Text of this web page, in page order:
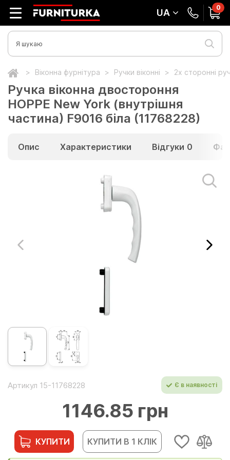
UA 0
Віконна фурнітура Ручки віконні 2х сторонні
Ручка віконна двостороння
HOPPE New York (внутрішня
частина) F9016 біла (11768228)
Опис Характеристики Відгуки 0
Артикул 15-11768228 Є в наявності
1146.85 грн
КУПИТИ КУПИТИ В 1 КЛІК